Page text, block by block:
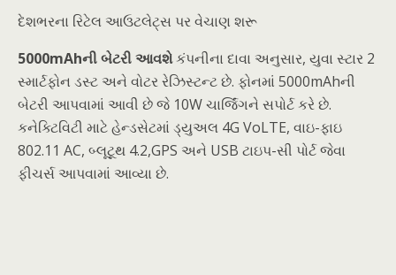
દેશભરના રિટેલ આઉટલેટ્સ પર વેચાણ શરૂ
5000mAhની બેટરી આવશેકંપનીના દાવા અનુસાર, યુવા સ્ટાર 2
સ્માર્ટફોન ડસ્ટ અને વોટર રેઝિસ્ટન્ટ છે. ફોનમાં 5000mAhની
બેટરી આપવામાં આવી છે જે 10W ચાર્જિંગને સપોર્ટ કરે છે.
કનેક્ટિવિટી માટે હેન્ડસેટમાં ડ્યુઅલ 4G VoLTE, વાઇ-ફાઇ
802.11 AC, બ્લૂટૂથ 4.2,GPS અને USB ટાઇપ-સી પોર્ટ જેવા
ફીચર્સ આપવામાં આવ્યા છે.